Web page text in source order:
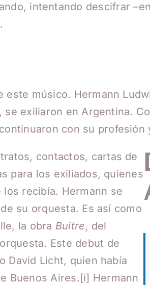
intentando descifrar
músico. Hermann
exiliaron en Argentina.
con su profesión
contactos, cartas de
para los exiliados, quienes
recibía. Hermann se
su orquesta. Es así como
la obra Buitre, del
Este debut de
David Licht, quien había
Buenos Aires.[i] Hermann